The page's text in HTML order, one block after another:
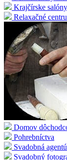
Krajčírske salóny
Relaxačné
Domov
Pohrebníctva
Svadobná
Svadobný